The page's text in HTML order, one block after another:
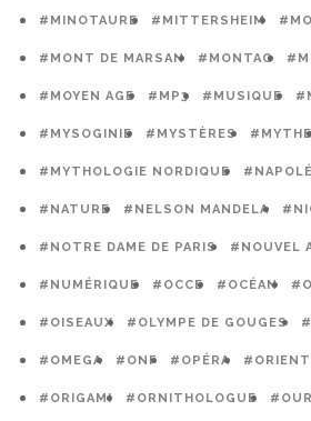
#MINOTAURE #MITTERSHEIM
#MONT DE MARSAN #MONTAG
#MOYEN AGE #MP3 #MUSIQUE
#MYSOGINIE #MYSTÈRES #MYTHE
#MYTHOLOGIE NORDIQUE
#NATURE #NELSON MANDELA
#NOTRE DAME DE PARIS #NOUVEL
#NUMÉRIQUE #OCCE #OCÉAN
#OISEAUX #OLYMPE DE GOUGES
#OMEGA #ONF #OPÉRA #ORIENT
#ORIGAMI #ORNITHOLOGUE